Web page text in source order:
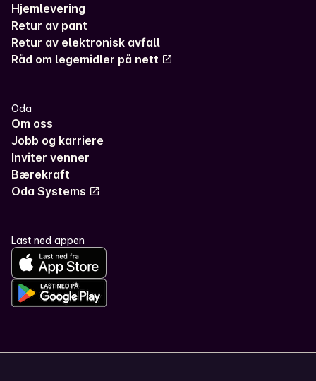
Hjemlevering
Retur av pant
Retur av elektronisk avfall
Råd om legemidler på nett
Oda
Om oss
Jobb og karriere
Inviter venner
Bærekraft
Oda Systems
Last ned appen